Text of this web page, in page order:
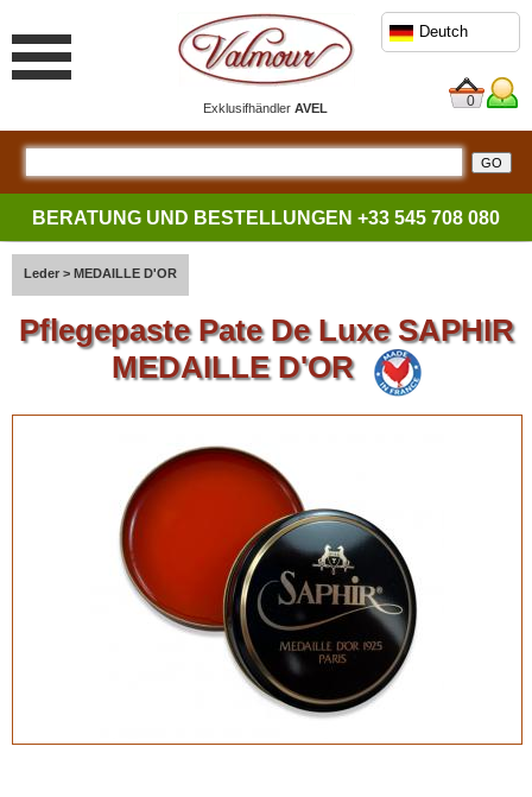
ExklusifhändlerAVEL
Deutch
0
BERATUNG UND BESTELLUNGEN +33 545 708 080
Leder > MEDAILLE D'OR
Pflegepaste Pate De Luxe SAPHIR
MEDAILLE D'OR